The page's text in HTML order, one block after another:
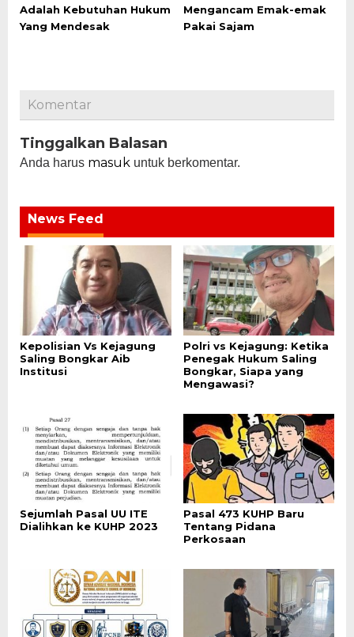
Adalah Kebutuhan Hukum
Yang Mendesak
Mengancam Emak-emak
Pakai Sajam
Komentar
Tinggalkan Balasan
Anda harus masuk untuk berkomentar.
News Feed
Kepolisian Vs Kejagung
Saling Bongkar Aib
Institusi
Polri vs Kejagung: Ketika
Penegak Hukum Saling
Bongkar, Siapa yang
Mengawasi?
Sejumlah Pasal UU ITE
Dialihkan ke KUHP 2023
Pasal 473 KUHP Baru
Tentang Pidana
Perkosaan